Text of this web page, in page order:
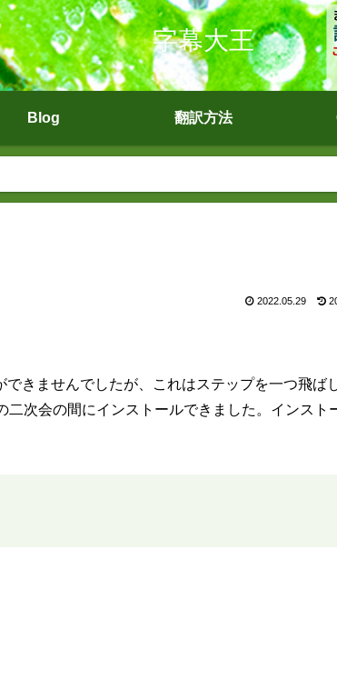
字幕大王
Blog 翻訳方法
2022.05.29
きませんでしたが、これはステップを一つ飛ば
次会の間にインストールできました。インスト